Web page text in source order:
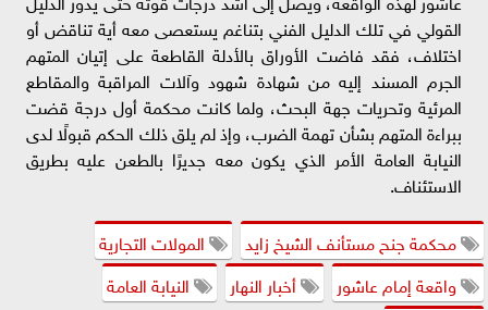
القولي في تلك الدليل الفني بتناغم يستعصى معه أية تناقض أو
اختلاف، فقد فاضت الأوراق بالأدلة القاطعة على إتيان المتهم
الجرم المسند إليه من شهادة شهود وآلات المراقبة والمقاطع
المرئية وتحريات جهة البحث، ولما كانت محكمة أول درجة قضت
ببراءة المتهم بشأن تهمة الضرب، وإذ لم يلق ذلك الحكم قبولًا لدى
النيابة العامة الأمر الذي يكون معه جديرًا بالطعن عليه بطريق
الاستئناف.
محكمة جنح مستأنف الشيخ زايد
المولات التجارية
واقعة إمام عاشور
أخبار النهار
النيابة العامة